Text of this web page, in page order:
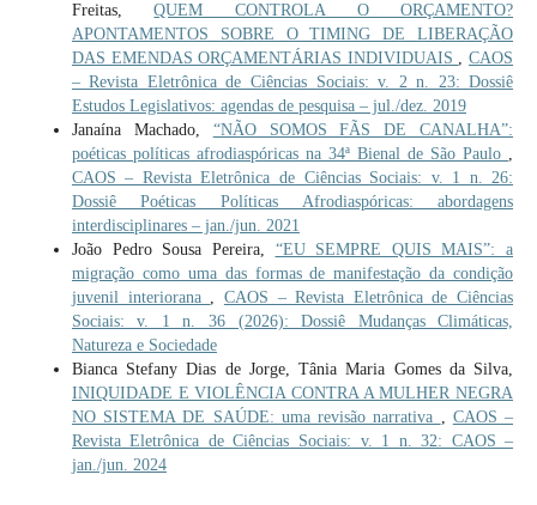
Freitas,QUEM CONTROLA O ORÇAMENTO?
APONTAMENTOS SOBRE O TIMING DE LIBERAÇÃO
DAS EMENDAS ORÇAMENTÁRIAS INDIVIDUAIS ,CAOS
– Revista Eletrônica de Ciências Sociais: v. 2 n. 23: Dossiê
Estudos Legislativos: agendas de pesquisa – jul./dez. 2019
Janaína Machado, “NÃO SOMOS FÃS DE CANALHA”:
poéticas políticas afrodiaspóricas na 34ª Bienal de São Paulo ,
CAOS – Revista Eletrônica de Ciências Sociais: v. 1 n. 26:
Dossiê Poéticas Políticas Afrodiaspóricas: abordagens
interdisciplinares – jan./jun. 2021
João Pedro Sousa Pereira, “EU SEMPRE QUIS MAIS”: a
migração como uma das formas de manifestação da condição
juvenil interiorana , CAOS – Revista Eletrônica de Ciências
Sociais: v. 1 n. 36 (2026): Dossiê Mudanças Climáticas,
Natureza e Sociedade
Bianca Stefany Dias de Jorge, Tânia Maria Gomes da Silva,
INIQUIDADE E VIOLÊNCIA CONTRA A MULHER NEGRA
NO SISTEMA DE SAÚDE: uma revisão narrativa , CAOS –
Revista Eletrônica de Ciências Sociais: v. 1 n. 32: CAOS –
jan./jun. 2024